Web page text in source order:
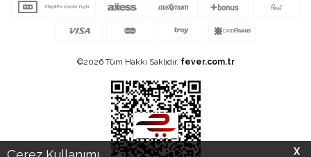
X
©2026 Tüm Hakkı Saklıdır. fever.com.tr